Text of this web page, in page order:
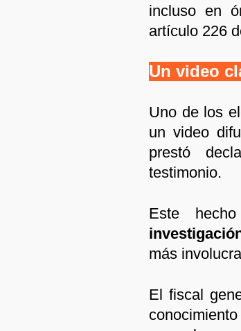
incluso en
artículo 226
Un video
Uno de los
un video
prestó
testimonio.
Este
más
El fiscal